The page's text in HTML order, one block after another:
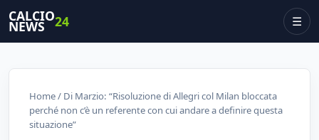
CALCIO
NEWS 24 ☰
Home/ Di Marzio: “Risoluzione di Allegri col Milan bloccata
perché non c’è un referente con cui andare a definire questa
situazione”